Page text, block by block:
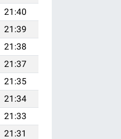
21:40
21:39
21:38
21:37
21:35
21:34
21:33
21:31